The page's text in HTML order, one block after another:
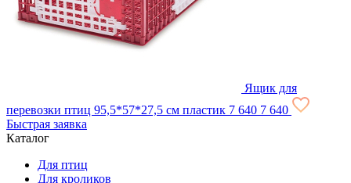
Ящик для
перевозки птиц 95,5*57*27,5 см пластик 7 640 7 640
Быстрая заявка
Каталог
Для птиц
Для кроликов